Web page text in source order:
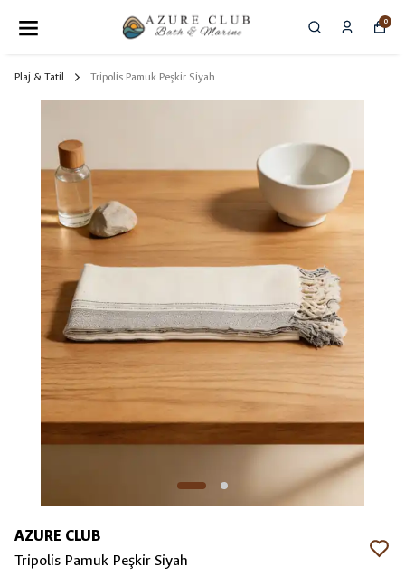
0
Plaj & Tatil Tripolis Pamuk Peşkir Siyah
AZURE CLUB
Tripolis Pamuk Peşkir Siyah